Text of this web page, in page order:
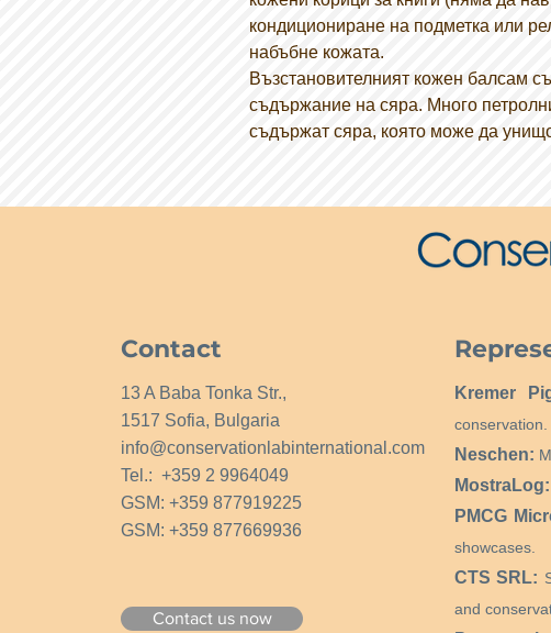
кондициониране на подметка или
набъбне кожата.
Възстановителният кожен балсам
съдържание на сяра. Много
съдържат сяра, която може да
Contact
13 A Baba Tonka Str.,
1517 Sofia, Bulgaria
info@conservationlabinternational.com
Tel.: +359 2 9964049
GSM: +359 877919225
GSM: +359 877669936
Contact us now
Kremer
conservation.
Neschen:
MostraLog:
PMCG
showcases.
CTS SRL:
and